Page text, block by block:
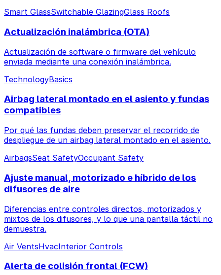
Smart GlassSwitchable GlazingGlass Roofs
Actualización inalámbrica (OTA)
Actualización de software o firmware del vehículo
enviada mediante una conexión inalámbrica.
TechnologyBasics
Airbag lateral montado en el asiento y fundas
compatibles
Por qué las fundas deben preservar el recorrido de
despliegue de un airbag lateral montado en el asiento.
AirbagsSeat SafetyOccupant Safety
Ajuste manual, motorizado e híbrido de los
difusores de aire
Diferencias entre controles directos, motorizados y
mixtos de los difusores, y lo que una pantalla táctil no
demuestra.
Air VentsHvacInterior Controls
Alerta de colisión frontal (FCW)